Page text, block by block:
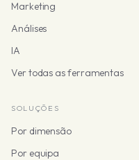
Marketing
Análises
IA
Ver todas as ferramentas
SOLUÇÕES
Por dimensão
Por equipa